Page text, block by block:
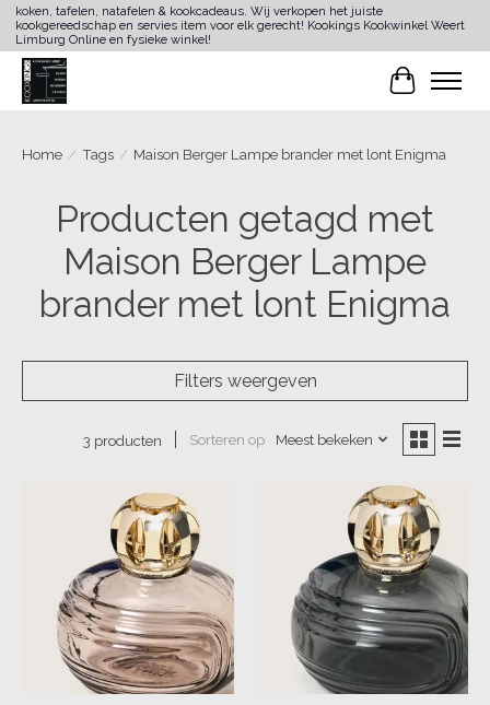
koken, tafelen, natafelen & kookcadeaus. Wij verkopen het juiste
kookgereedschap en servies item voor elk gerecht! Kookings Kookwinkel Weert
Limburg Online en fysieke winkel!
Home / Tags / Maison Berger Lampe brander met lont Enigma
Producten getagd met
Maison Berger Lampe
brander met lont Enigma
Filters weergeven
3 producten Sorteren op Meest bekeken